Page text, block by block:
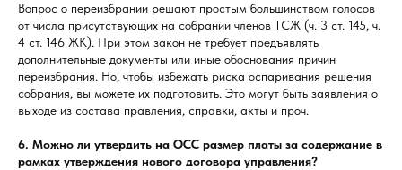
Вопрос о переизбрании решают простым большинством голосов
от числа присутствующих на собрании членов ТСЖ (ч. 3 ст. 145, ч.
4 ст. 146 ЖК). При этом закон не требует предъявлять
дополнительные документы или иные обоснования причин
переизбрания. Но, чтобы избежать риска оспаривания решения
собрания, вы можете их подготовить. Это могут быть заявления о
выходе из состава правления, справки, акты и проч.
6. Можно ли утвердить на ОСС размер платы за содержание в
рамках утверждения нового договора управления?